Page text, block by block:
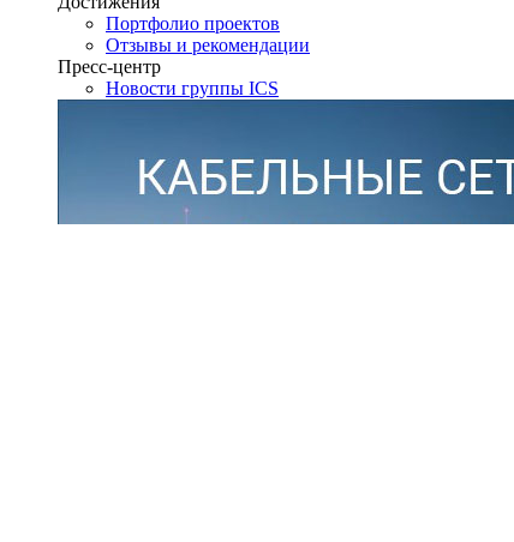
Портфолио проектов
Отзывы и рекомендации
Пресс-центр
Новости группы ICS